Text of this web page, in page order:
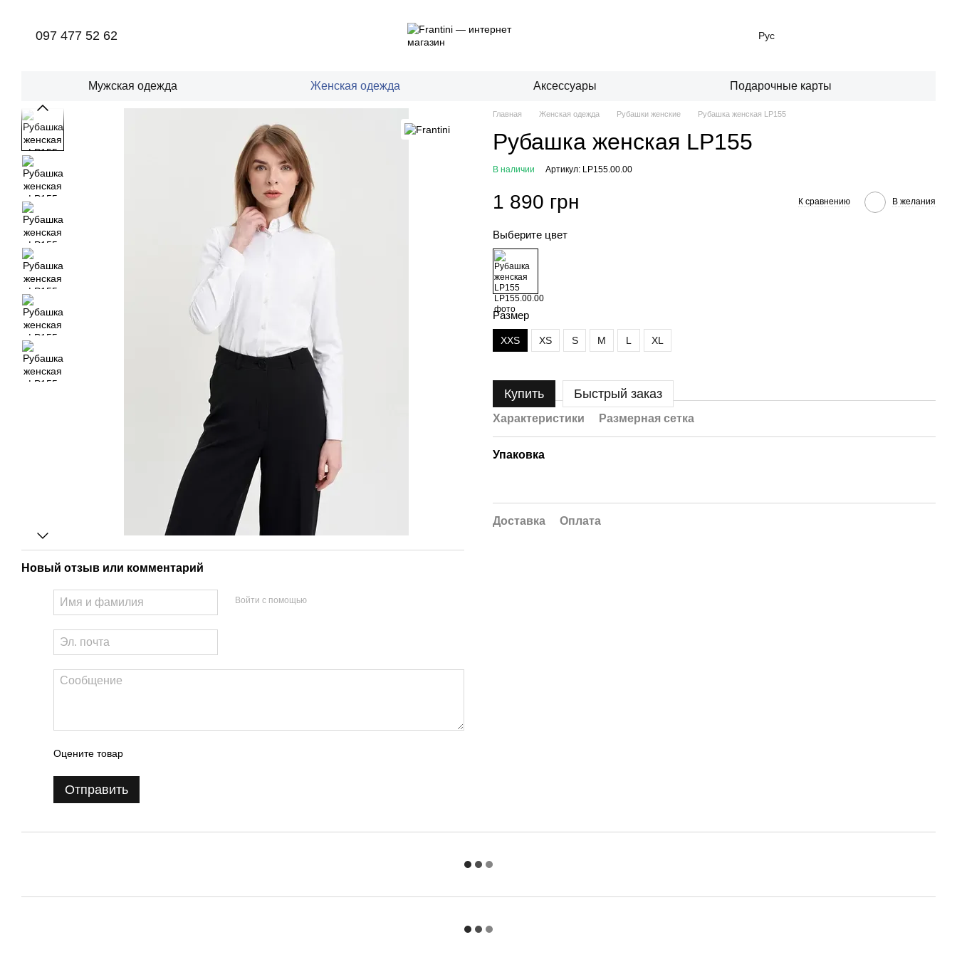
097 477 52 62 Рус
Мужская одежда Женская одежда Аксессуары Подарочные карты
Новый отзыв или комментарий
Войти с помощью
Оцените товар
Отправить
Главная Женская одежда Рубашки женские Рубашка женская LP155
Рубашка женская LP155
В наличии Артикул: LP155.00.00
1 890 грн К сравнению В желания
Выберите цвет
Размер
XXS XS S M L XL
Купить Быстрый заказ
Характеристики Размерная сетка
Упаковка
Доставка Оплата